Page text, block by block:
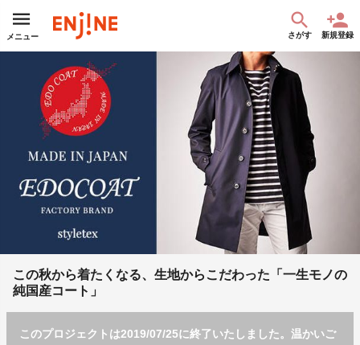
メニュー さがす 新規登録
この秋から着たくなる、生地からこだわった「一生モノの
純国産コート」
このプロジェクトは2019/07/25に終了いたしました。温かいご